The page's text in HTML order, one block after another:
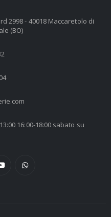
2998 - 40018 Maccaretolo di
(BO)
16:00-18:00 sabato su